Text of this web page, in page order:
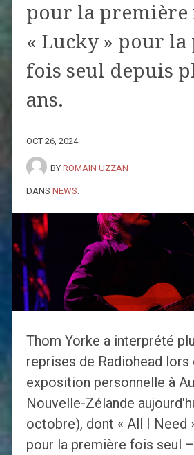
pour la première
« Lucky » pour
fois seul depuis
ans.
OCT 26, 2024
BY ROMAIN UZZAN
DANS NEWS
Thom Yorke a interprété
reprises de Radiohead lors
exposition personnelle à
Nouvelle-Zélande
octobre), dont « All I Need
pour la première fois seul